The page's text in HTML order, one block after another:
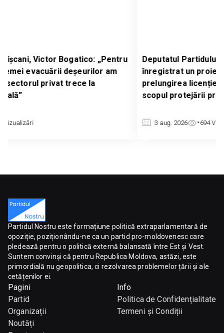
Deputatul Partidului Nostru, Serghei Ivanov, a
înregistrat un proiect de lege care prevede
prelungirea licențierii importurilor de cereale, în
scopul protejării producătorilor autohtoni
Partidul Nostru este formațiune politică extraparlamentară de
opoziție, poziționându-ne ca un partid pro-moldovenesc care
pledează pentru o politică externă balansată între Est și Vest.
Suntem convinși că pentru Republica Moldova, astăzi, este
primordială nu geopolitica, ci rezolvarea problemelor țării și ale
cetățenilor ei.
Pagini
Partid
Organizații
Noutăți
Info
Politica de Confidențialitate
Termeni și Condiții